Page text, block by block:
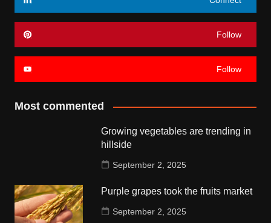
Follow
Follow
Most commented
Growing vegetables are trending in
hillside
September 2, 2025
Purple grapes took the fruits market
September 2, 2025